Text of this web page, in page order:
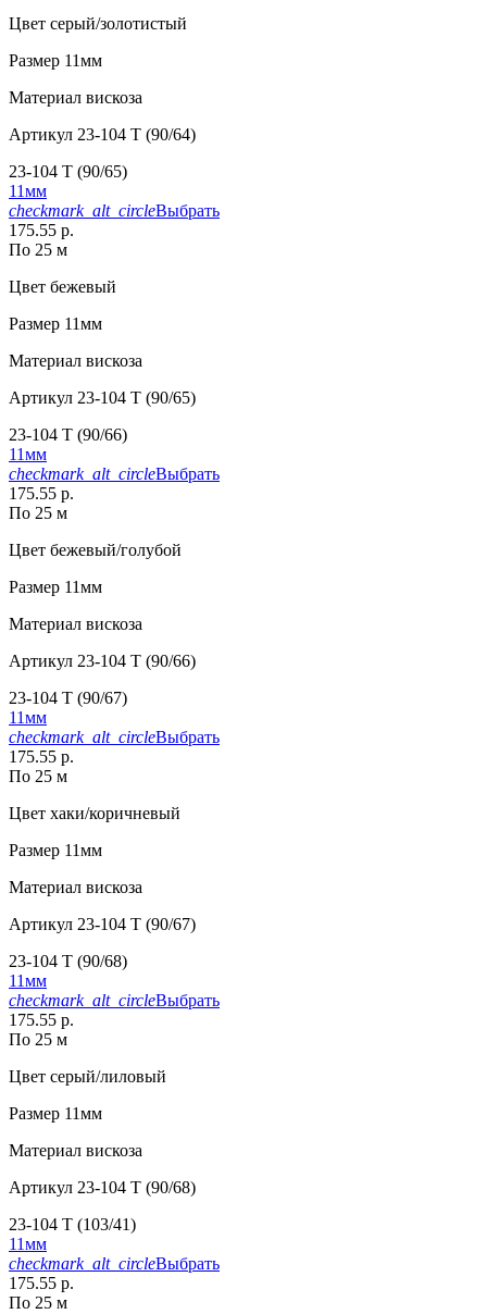
Цвет серый/золотистый
Размер 11мм
Материал вискоза
Артикул 23-104 T (90/64)
23-104 T (90/65)
11мм
checkmark_alt_circleВыбрать
175.55 р.
По 25 м
Цвет бежевый
Размер 11мм
Материал вискоза
Артикул 23-104 T (90/65)
23-104 T (90/66)
11мм
checkmark_alt_circleВыбрать
175.55 р.
По 25 м
Цвет бежевый/голубой
Размер 11мм
Материал вискоза
Артикул 23-104 T (90/66)
23-104 T (90/67)
11мм
checkmark_alt_circleВыбрать
175.55 р.
По 25 м
Цвет хаки/коричневый
Размер 11мм
Материал вискоза
Артикул 23-104 T (90/67)
23-104 T (90/68)
11мм
checkmark_alt_circleВыбрать
175.55 р.
По 25 м
Цвет серый/лиловый
Размер 11мм
Материал вискоза
Артикул 23-104 T (90/68)
23-104 T (103/41)
11мм
checkmark_alt_circleВыбрать
175.55 р.
По 25 м